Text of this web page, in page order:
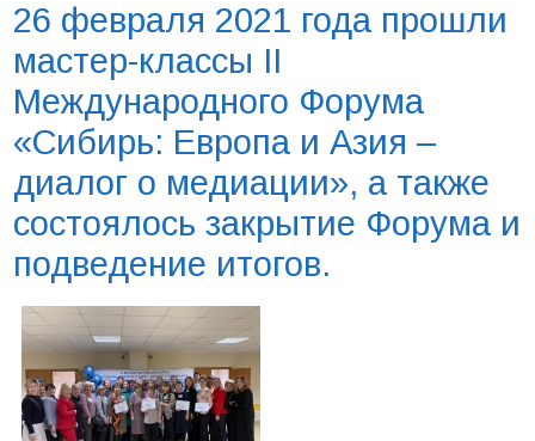
26 февраля 2021 года прошли
мастер-классы II
Международного Форума
«Сибирь: Европа и Азия –
диалог о медиации», а также
состоялось закрытие Форума и
подведение итогов.